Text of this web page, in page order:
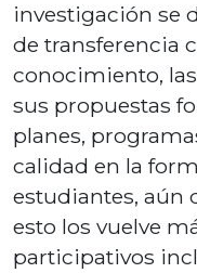
investigación se
de transferencia
conocimiento,
sus propuestas
planes,
calidad en la
estudiantes, aún
esto los vuelve
participativos